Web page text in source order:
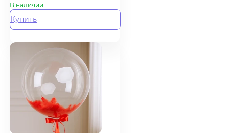
В наличии
Купить